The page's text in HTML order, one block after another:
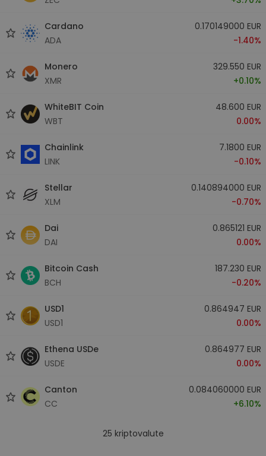
Cardano
ADA
0.170149000 EUR
-1.40%
Monero
XMR
329.550 EUR
+0.10%
WhiteBIT Coin
WBT
48.600 EUR
0.00%
Chainlink
LINK
7.1800 EUR
-0.10%
Stellar
XLM
0.140894000 EUR
-0.70%
Dai
DAI
0.865121 EUR
0.00%
Bitcoin Cash
BCH
187.230 EUR
-0.20%
USD1
USD1
0.864947 EUR
0.00%
Ethena USDe
USDE
0.864977 EUR
0.00%
Canton
CC
0.084060000 EUR
+6.10%
25 kriptovalute